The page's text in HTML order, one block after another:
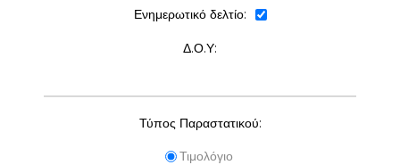
Ενημερωτικό δελτίο:
Δ.Ο.Υ:
Τύπος Παραστατικού:
Τιμολόγιο